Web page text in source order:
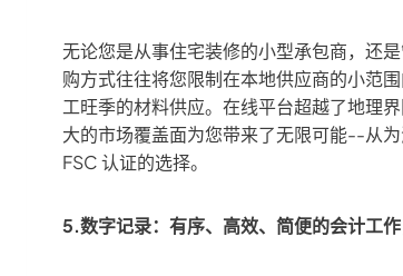
无论您是从事住宅装修的小型承包商，还
购方式往往将您限制在本地供应商的小范
工旺季的材料供应。在线平台超越了地理
大的市场覆盖面为您带来了无限可能--从
FSC 认证的选择。
5.数字记录：有序、高效、简便的会计工